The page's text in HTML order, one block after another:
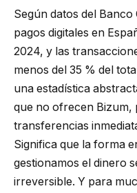
Según datos del
pagos digitales en
2024, y las
menos del 35 % del
una estadística
que no ofrecen Bizum,
transferencias
Significa que la forma
gestionamos el dinero
irreversible. Y para